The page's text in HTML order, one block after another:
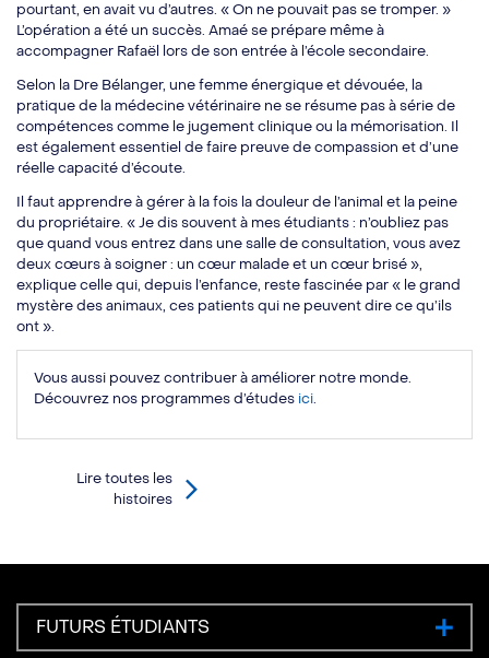
pourtant, en avait vu d’autres. « On ne pouvait pas se tromper. »
L’opération a été un succès. Amaé se prépare même à
accompagner Rafaël lors de son entrée à l’école secondaire.
Selon la Dre Bélanger, une femme énergique et dévouée, la
pratique de la médecine vétérinaire ne se résume pas à série de
compétences comme le jugement clinique ou la mémorisation. Il
est également essentiel de faire preuve de compassion et d’une
réelle capacité d’écoute.
Il faut apprendre à gérer à la fois la douleur de l’animal et la peine
du propriétaire. « Je dis souvent à mes étudiants : n’oubliez pas
que quand vous entrez dans une salle de consultation, vous avez
deux cœurs à soigner : un cœur malade et un cœur brisé »,
explique celle qui, depuis l’enfance, reste fascinée par « le grand
mystère des animaux, ces patients qui ne peuvent dire ce qu’ils
ont ».
Vous aussi pouvez contribuer à améliorer notre monde.
Découvrez nos programmes d’études ici.
Lire toutes les
histoires
FUTURS ÉTUDIANTS